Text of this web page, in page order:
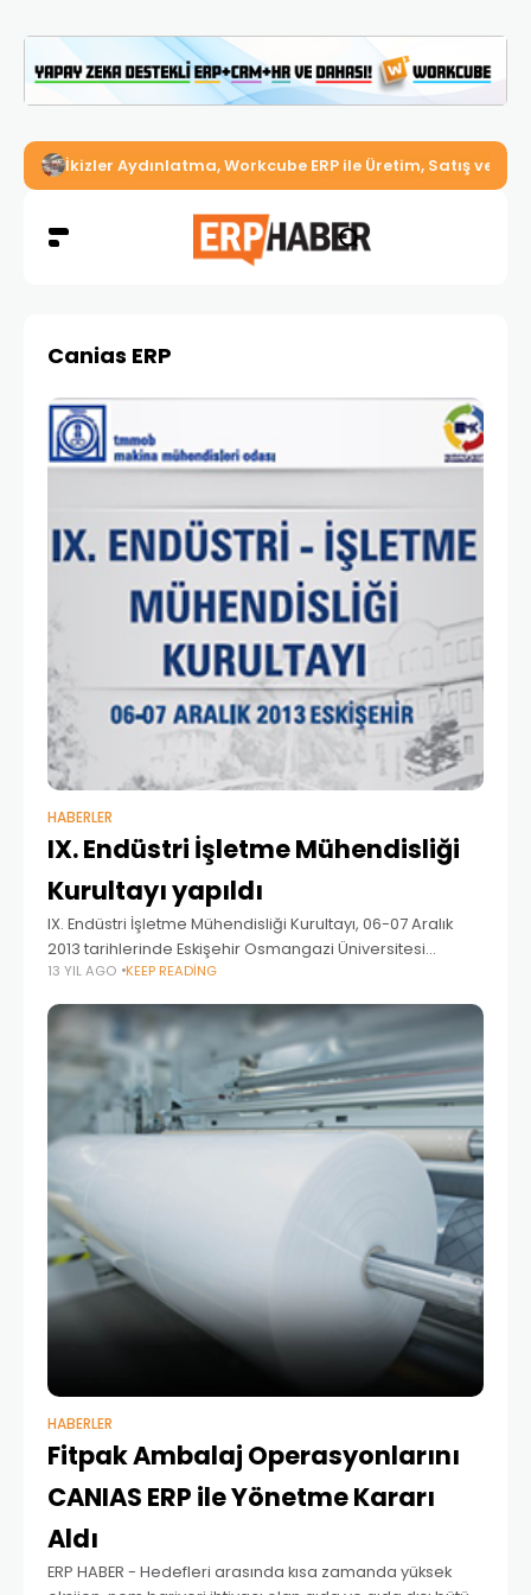
İkizler Aydınlatma, Workcube ERP ile Üretim, Satış ve
Canias ERP
HABERLER
IX. Endüstri İşletme Mühendisliği
Kurultayı yapıldı
IX. Endüstri İşletme Mühendisliği Kurultayı, 06-07 Aralık
2013 tarihlerinde Eskişehir Osmangazi Üniversitesi
Kongre ve Kültür Merkezi’nde gerçekleştirildi. Endüstri
İşletme Mühendisliği Kurultayı Temel amacı, tüm
Endüstri-İşletme Mühendisleri ile halen öğrenci
13 YIL AGO KEEP READING
HABERLER
Fitpak Ambalaj Operasyonlarını
CANIAS ERP ile Yönetme Kararı
Aldı
ERP HABER - Hedefleri arasında kısa zamanda yüksek